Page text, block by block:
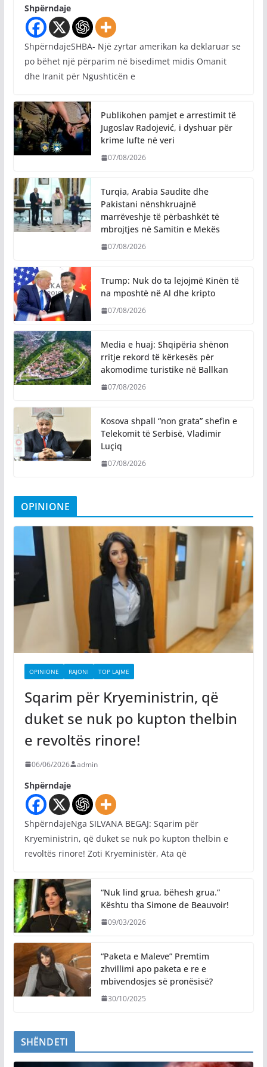
Shpërndaje
ShpërndajeSHBA- Një zyrtar amerikan ka deklaruar se
po bëhet një përparim në bisedimet midis Omanit
dhe Iranit për Ngushticën e
Publikohen pamjet e arrestimit të
Jugoslav Radojević, i dyshuar për
krime lufte në veri
07/08/2026
Turqia, Arabia Saudite dhe
Pakistani nënshkruajnë
marrëveshje të përbashkët të
mbrojtjes në Samitin e Mekës
07/08/2026
Trump: Nuk do ta lejojmë Kinën të
na mposhtë në Al dhe kripto
07/08/2026
Media e huaj: Shqipëria shënon
rritje rekord të kërkesës për
akomodime turistike në Ballkan
07/08/2026
Kosova shpall “non grata” shefin e
Telekomit të Serbisë, Vladimir
Luçiq
07/08/2026
OPINIONE
OPINIONE RAJONI TOP LAJME
Sqarim për Kryeministrin, që
duket se nuk po kupton thelbin
e revoltës rinore!
06/06/2026 admin
Shpërndaje
ShpërndajeNga SILVANA BEGAJ: Sqarim për
Kryeministrin, që duket se nuk po kupton thelbin e
revoltës rinore! Zoti Kryeministër, Ata që
“Nuk lind grua, bëhesh grua.”
Kështu tha Simone de Beauvoir!
09/03/2026
“Paketa e Maleve” Premtim
zhvillimi apo paketa e re e
mbivendosjes së pronësisë?
30/10/2025
SHËNDETI